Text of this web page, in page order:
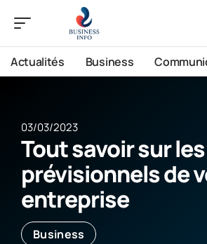
Actualités Business
03/03/2023
Tout savoir sur
prévisionnels de
entreprise
Business